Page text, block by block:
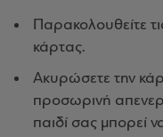
Παρακολουθείτε
κάρτας.
Ακυρώσετε την
προσωρινή
παιδί σας μπορεί